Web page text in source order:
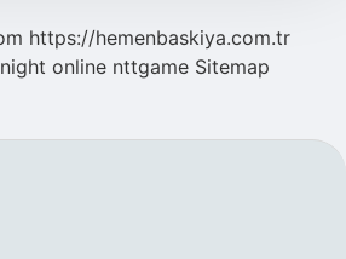
https://hemenbaskiya.com.tr
online nttgame Sitemap